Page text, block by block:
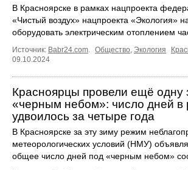
В Красноярске в рамках нацпроекта
«Чистый воздух» нацпроекта «Экология»
оборудовать электрическим отоплением
Источник: Babr24.com. Общество, Экология
09.10.2024
Красноярцы провели ещё одну
«черным небом»: число дней
удвоилось за четыре года
В Красноярске за эту зиму режим
метеорологических условий (НМУ)
общее число дней под «черным небом»